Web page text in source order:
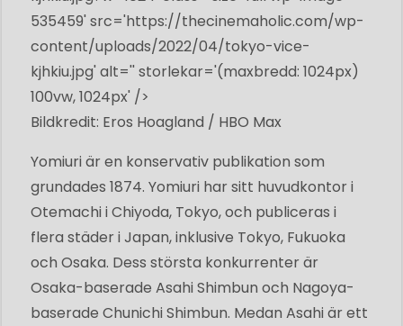
535459' src='https://thecinemaholic.com/wp-
content/uploads/2022/04/tokyo-vice-
kjhkiu.jpg' alt='' storlekar='(maxbredd: 1024px)
100vw, 1024px' />
Bildkredit: Eros Hoagland / HBO Max
Yomiuri är en konservativ publikation som
grundades 1874. Yomiuri har sitt huvudkontor i
Otemachi i Chiyoda, Tokyo, och publiceras i
flera städer i Japan, inklusive Tokyo, Fukuoka
och Osaka. Dess största konkurrenter är
Osaka-baserade Asahi Shimbun och Nagoya-
baserade Chunichi Shimbun. Medan Asahi är ett